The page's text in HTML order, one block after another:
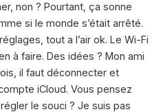
non ? Pourtant, ça sonne
si le monde s’était arrêté.
tout a l’air ok. Le Wi-Fi
à faire. Des idées ? Mon ami
il faut déconnecter et
iCloud. Vous pensez
le souci ? Je suis pas